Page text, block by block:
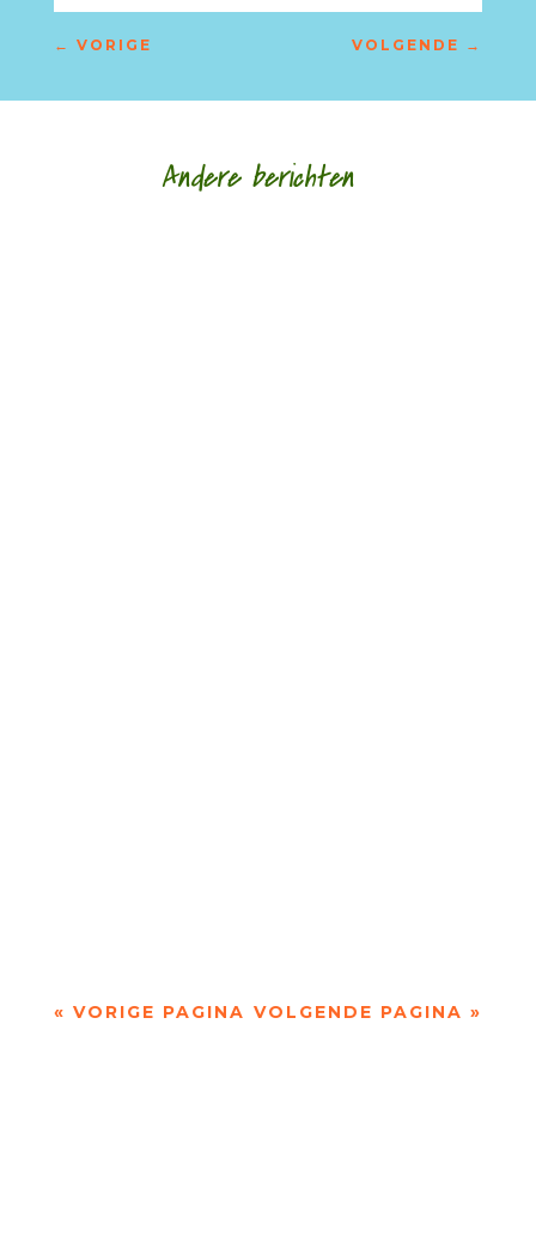
← VORIGE VOLGENDE →
Andere berichten
« VORIGE PAGINA VOLGENDE PAGINA »